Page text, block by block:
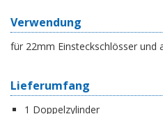
Verwendung
für 22mm Einsteckschlösser und
Lieferumfang
1 Doppelzylinder